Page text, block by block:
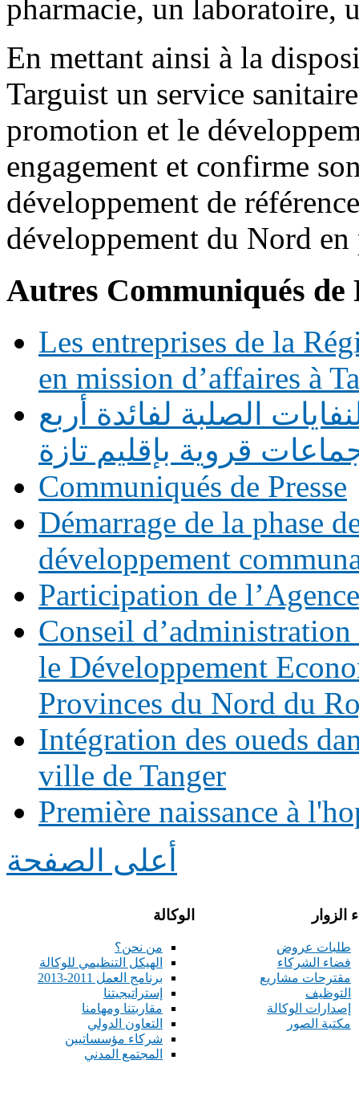
pharmacie, un laboratoire,
En mettant ainsi à la
Targuist un service
promotion et le
engagement et confirme
développement de
développement du Nord
Autres Communiqués de
Les entreprises de la
en mission d’affaires à
الصلبة لفائدة أربع
قروية بإقليم تازة
Communiqués de Presse
Démarrage de la phase
développement
Participation de
Conseil
le Développement
Provinces du Nord du
Intégration des oueds
ville de Tanger
Première naissance à
أعلى الصفحة
الوكالة
من نحن؟
الهيكل التنظيمي للوكالة
برنامج العمل 2011-2013
إستراتيجيتنا
مقاربتنا ومهامنا
التعاون الدولي
شركاء مؤسساتيين
المجتمع المدني
الزوار
طلبات عروض
فضاء الشركاء
مقترحات مشاريع
التوظيف
إصدارات الوكالة
مكتبة الصور